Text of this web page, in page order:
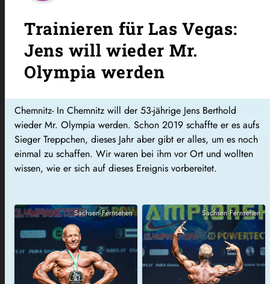
Trainieren für Las Vegas:
Jens will wieder Mr.
Olympia werden
Chemnitz- In Chemnitz will der 53-jährige Jens Berthold
wieder Mr. Olympia werden. Schon 2019 schaffte er es aufs
Sieger Treppchen, dieses Jahr aber gibt er alles, um es noch
einmal zu schaffen. Wir waren bei ihm vor Ort und wollten
wissen, wie er sich auf dieses Ereignis vorbereitet.
Sachsen Fernsehen Sachsen Fernsehen